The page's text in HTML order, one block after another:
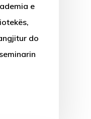
e
do